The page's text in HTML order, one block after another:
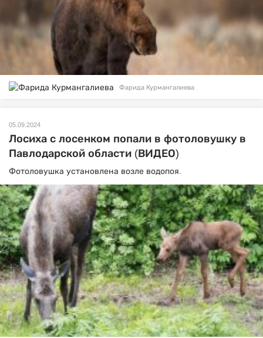
Фарида Курмангалиева
05.09.2024
Лосиха с лосенком попали в фотоловушку в
Павлодарской области (ВИДЕО)
Фотоловушка установлена возле водопоя.